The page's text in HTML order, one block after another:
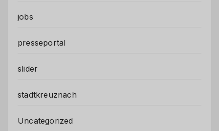
jobs
presseportal
slider
stadtkreuznach
Uncategorized